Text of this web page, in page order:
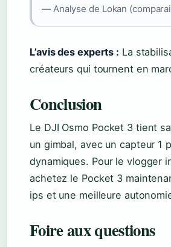
— Analyse de Lokan
L’avis des experts : La
créateurs qui tournent en
Conclusion
Le DJI Osmo Pocket 3 tient
un gimbal, avec un capteur 1
dynamiques. Pour le vlogger
achetez le Pocket 3
ips et une meilleure
Foire aux questions